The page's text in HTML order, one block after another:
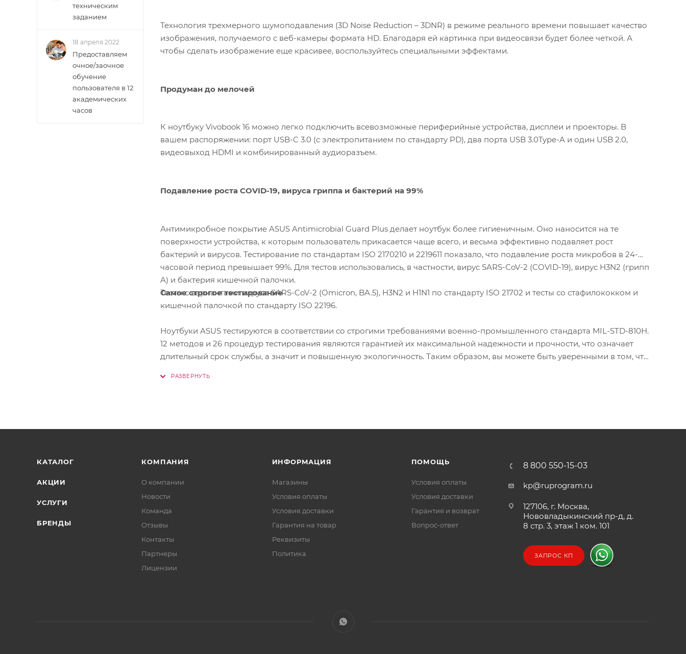
Технология трехмерного шумоподавления (3D Noise Reduction – 3DNR) в режиме реального времени повышает качество
изображения, получаемого с веб-камеры формата HD. Благодаря ей картинка при видеосвязи будет более четкой. А
чтобы сделать изображение еще красивее, воспользуйтесь специальными эффектами.
Продуман до мелочей
К ноутбуку Vivobook 16 можно легко подключить всевозможные периферийные устройства, дисплеи и проекторы. В
вашем распоряжении: порт USB-C 3.0 (с электропитанием по стандарту PD), два порта USB 3.0Type-A и один USB 2.0,
видеовыход HDMI и комбинированный аудиоразъем.
Подавление роста COVID-19, вируса гриппа и бактерий на 99%
Антимикробное покрытие ASUS Antimicrobial Guard Plus делает ноутбук более гигиеничным. Оно наносится на те
поверхности устройства, к которым пользователь прикасается чаще всего, и весьма эффективно подавляет рост
бактерий и вирусов. Тестирование по стандартам ISO 2170210 и 2219611 показало, что подавление роста микробов в 24-
часовой период превышает 99%. Для тестов использовались, в частности, вирус SARS-CoV-2 (COVID-19), вирус H3N2 (грипп
A) и бактерия кишечной палочки.
Тесты с вариантами вируса SARS-CoV-2 (Omicron, BA.5), H3N2 и H1N1 по стандарту ISO 21702 и тесты со стафилококком и
кишечной палочкой по стандарту ISO 22196.
Самое строгое тестирование
Ноутбуки ASUS тестируются в соответствии со строгими требованиями военно-промышленного стандарта MIL-STD-810H.
12 методов и 26 процедур тестирования являются гарантией их максимальной надежности и прочности, что означает
длительный срок службы, а значит и повышенную экологичность. Таким образом, вы можете быть уверенными в том, что
техническим
заданием
18 апреля 2022
Предоставляем
очное/заочное
обучение
пользователя в 12
академических
часов
КАТАЛОГ
АКЦИИ
УСЛУГИ
БРЕНДЫ
КОМПАНИЯ
О компании
Новости
Команда
Отзывы
Контакты
Партнеры
Лицензии
ИНФОРМАЦИЯ
Магазины
Условия оплаты
Условия доставки
Гарантия на товар
Реквизиты
Политика
ПОМОЩЬ
Условия оплаты
Условия доставки
Гарантия и возврат
Вопрос-ответ
8 800 550-15-03
kp@ruprogram.ru
127106, г. Москва,
Нововладыкинский пр-д, д.
8 стр. 3, этаж 1 ком. 101
ЗАПРОС КП